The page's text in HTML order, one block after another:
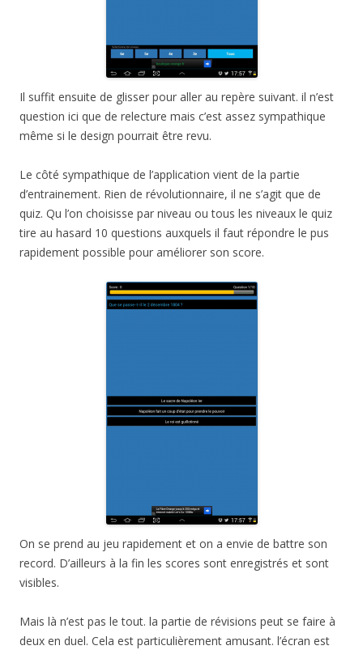
Il suffit ensuite de glisser pour aller au repère suivant. il n’est
question ici que de relecture mais c’est assez sympathique
même si le design pourrait être revu.
Le côté sympathique de l’application vient de la partie
d’entrainement. Rien de révolutionnaire, il ne s’agit que de
quiz. Qu l’on choisisse par niveau ou tous les niveaux le quiz
tire au hasard 10 questions auxquels il faut répondre le pus
rapidement possible pour améliorer son score.
On se prend au jeu rapidement et on a envie de battre son
record. D’ailleurs à la fin les scores sont enregistrés et sont
visibles.
Mais là n’est pas le tout. la partie de révisions peut se faire à
deux en duel. Cela est particulièrement amusant. l’écran est